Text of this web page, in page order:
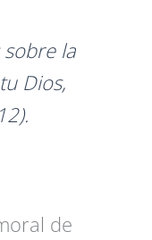
la
Dios,
de